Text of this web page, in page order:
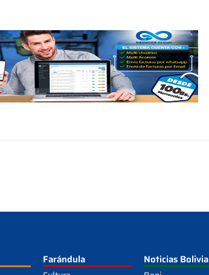
Farándula Noticias Bolivia